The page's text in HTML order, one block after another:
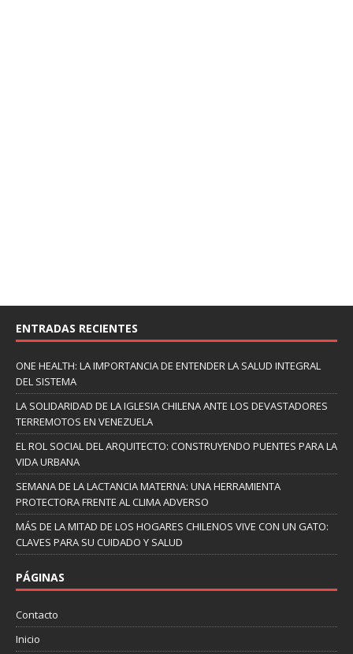
ENTRADAS RECIENTES
ONE HEALTH: LA IMPORTANCIA DE ENTENDER LA SALUD INTEGRAL
DEL SISTEMA
LA SOLIDARIDAD DE LA IGLESIA CHILENA ANTE LOS DEVASTADORES
TERREMOTOS EN VENEZUELA
EL ROL SOCIAL DEL ARQUITECTO: CONSTRUYENDO PUENTES PARA LA
VIDA URBANA
SEMANA DE LA LACTANCIA MATERNA: UNA HERRAMIENTA
PROTECTORA FRENTE AL CLIMA ADVERSO
MÁS DE LA MITAD DE LOS HOGARES CHILENOS VIVE CON UN GATO:
CLAVES PARA SU CUIDADO Y SALUD
PÁGINAS
Contacto
Inicio